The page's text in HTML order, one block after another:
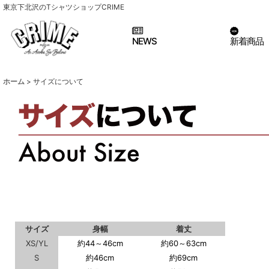
東京下北沢のTシャツショップCRIME
NEWS 新着商品
ホーム > サイズについて
サイズ 身幅
着丈
XS/YL
約44～46cm
約60～63cm
S
約46cm
約69cm